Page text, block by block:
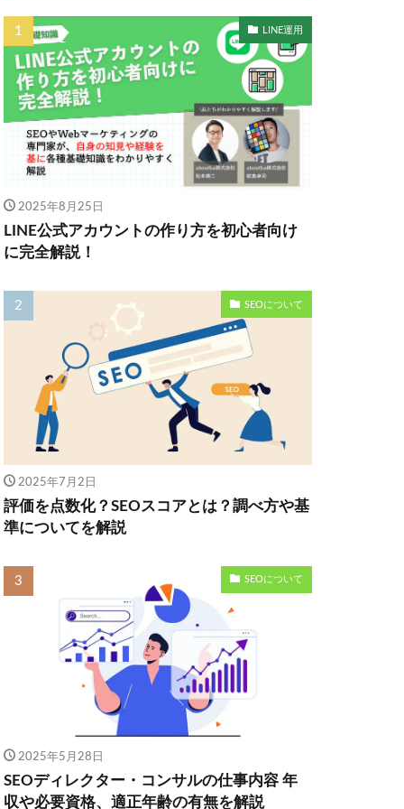
LINE運用
2025年8月25日
LINE公式アカウントの作り方を初心者向け
に完全解説！
SEOについて
2025年7月2日
評価を点数化？SEOスコアとは？調べ方や基
準についてを解説
SEOについて
2025年5月28日
SEOディレクター・コンサルの仕事内容 年
収や必要資格、適正年齢の有無を解説